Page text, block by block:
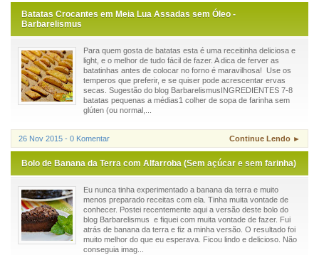
Batatas Crocantes em Meia Lua Assadas sem Óleo -
Barbarelismus
Para quem gosta de batatas esta é uma receitinha deliciosa e
light, e o melhor de tudo fácil de fazer. A dica de ferver as
batatinhas antes de colocar no forno é maravilhosa! Use os
temperos que preferir, e se quiser pode acrescentar ervas
secas. Sugestão do blog BarbarelismusINGREDIENTES 7-8
batatas pequenas a médias1 colher de sopa de farinha sem
glúten (ou normal,...
26 Nov 2015 - 0 Komentar Continue Lendo ►
Bolo de Banana da Terra com Alfarroba (Sem açúcar e sem farinha)
Eu nunca tinha experimentado a banana da terra e muito
menos preparado receitas com ela. Tinha muita vontade de
conhecer. Postei recentemente aqui a versão deste bolo do
blog Barbarelismus e fiquei com muita vontade de fazer. Fui
atrás de banana da terra e fiz a minha versão. O resultado foi
muito melhor do que eu esperava. Ficou lindo e delicioso. Não
conseguia imag...